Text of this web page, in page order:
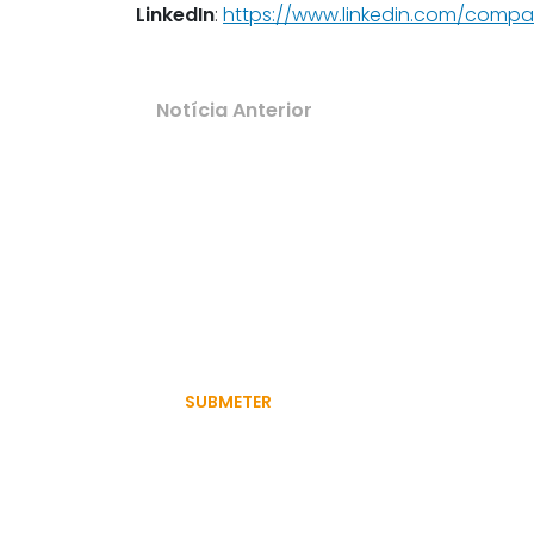
LinkedIn: https://www.linkedin.com/
Notícia Anterior